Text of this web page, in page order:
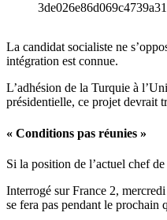
La candidat socialiste ne
intégration est connue.
L’adhésion de la Turquie à
présidentielle, ce projet devrait
« Conditions pas réunies »
Si la position de l’actuel chef
Interrogé sur France 2,
se fera pas pendant le prochain